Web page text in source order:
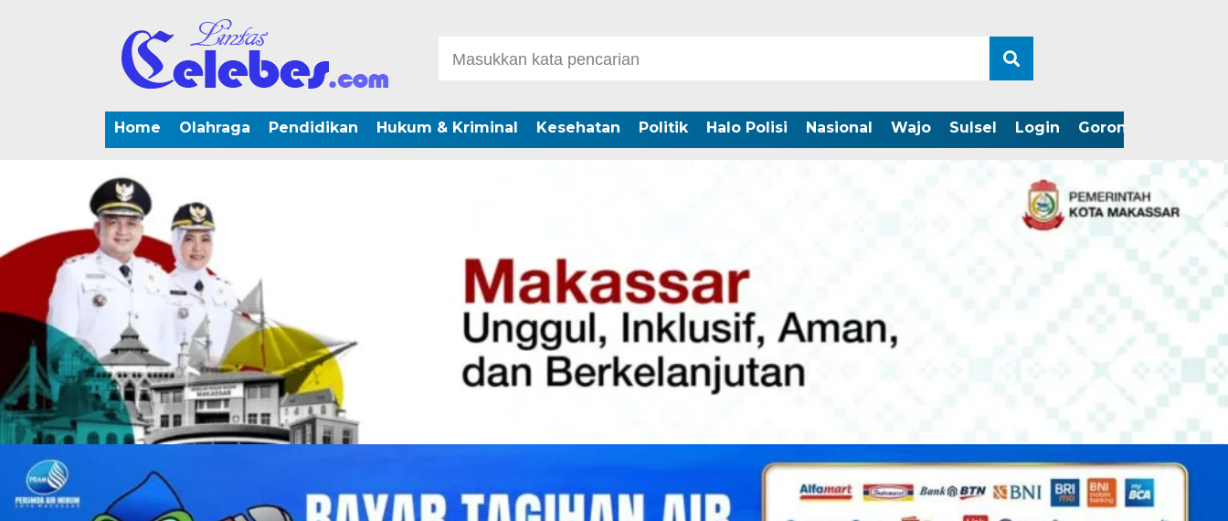
Home Olahraga Pendidikan Hukum & Kriminal Kesehatan Politik Halo Polisi Nasional Wajo Sulsel Login Gorontalo